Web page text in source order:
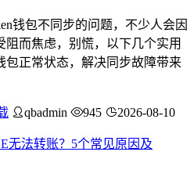
钱包不同步的问题，不少人会因
阻而焦虑，别慌，以下几个实用
包正常状态，解决同步故障带来
qbadmin 945 2026-08-10